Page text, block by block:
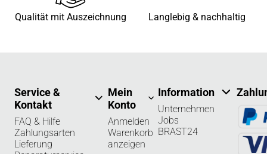
Qualität mit Auszeichnung Langlebig & nachhaltig
Service &
Kontakt
FAQ & Hilfe
Zahlungsarten
Lieferung
Mein
Konto
Anmelden
Warenkorb
anzeigen
Information
Unternehmen
Jobs
BRAST24